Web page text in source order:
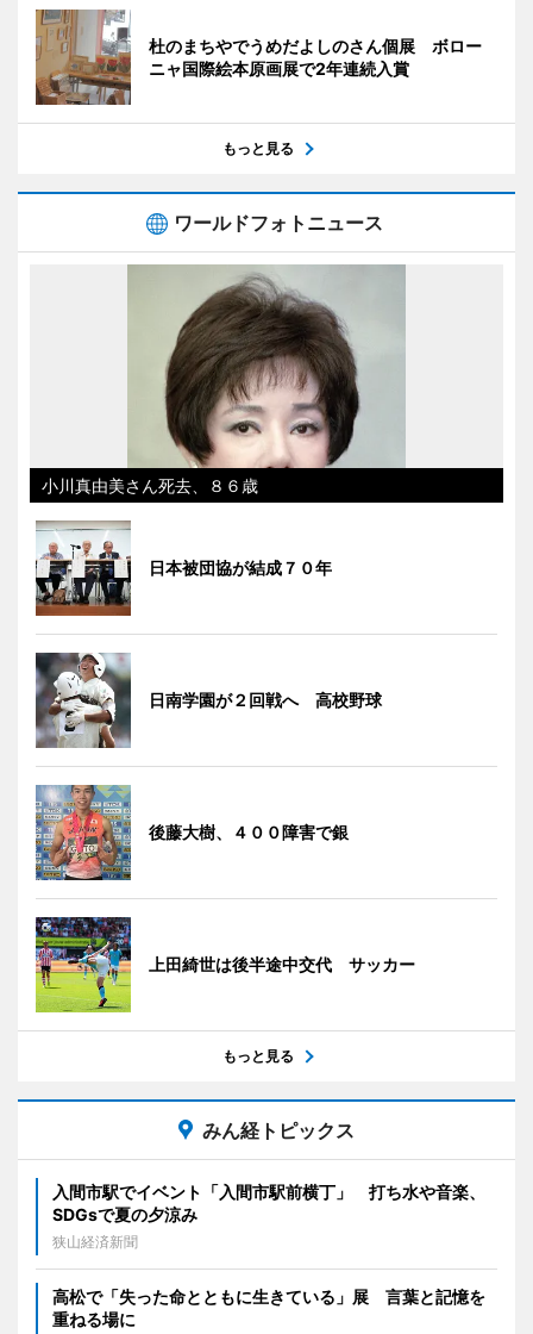
杜のまちやでうめだよしのさん個展 ボロー
ニャ国際絵本原画展で2年連続入賞
もっと見る
ワールドフォトニュース
小川真由美さん死去、８６歳
日本被団協が結成７０年
日南学園が２回戦へ 高校野球
後藤大樹、４００障害で銀
上田綺世は後半途中交代 サッカー
もっと見る
みん経トピックス
入間市駅でイベント「入間市駅前横丁」 打ち水や音楽、
SDGsで夏の夕涼み
狭山経済新聞
高松で「失った命とともに生きている」展 言葉と記憶を
重ねる場に